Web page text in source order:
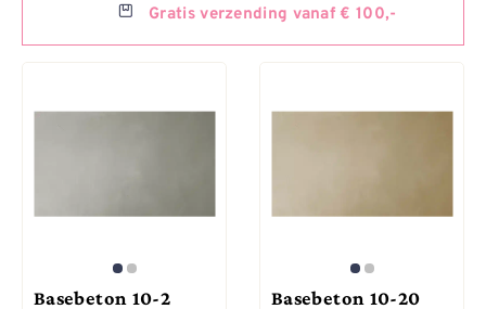
Gratisverzending vanaf € 100,-
Basebeton 10-2 Basebeton 10-20